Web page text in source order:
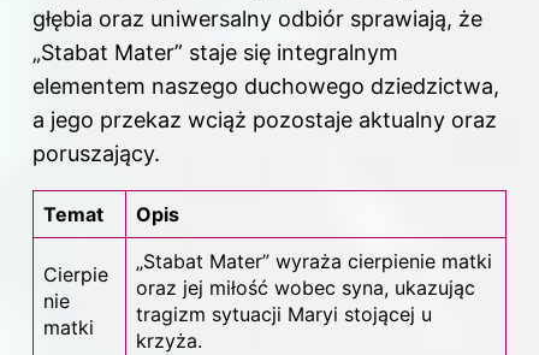
głębia oraz uniwersalny odbiór sprawiają, że
„Stabat Mater” staje się integralnym
elementem naszego duchowego dziedzictwa,
a jego przekaz wciąż pozostaje aktualny oraz
poruszający.
Temat Opis
Cierpie
nie
matki
„Stabat Mater” wyraża cierpienie matki
oraz jej miłość wobec syna, ukazując
tragizm sytuacji Maryi stojącej u
krzyża.